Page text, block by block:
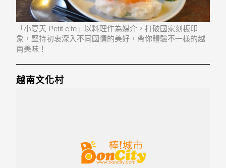
「小夏天 Petit e'te」以料理作為媒介，打破國家刻板印
象，堅持初衷深入不同國情的美好，帶你體驗不一樣的越
南美味！
越南文化村